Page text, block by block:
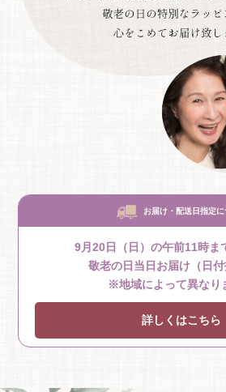
お届け・配送日指定に
9月20日（日）の午前11時ま
敬老の日当日お届け（日付
※地域によって異なり
詳しくはこちら